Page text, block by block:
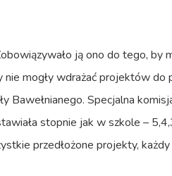
ją ono do tego,
mogły wdrażać projektów
Bawełnianego. Specjalna
stopnie jak w szkole –
przedłożone projekty,